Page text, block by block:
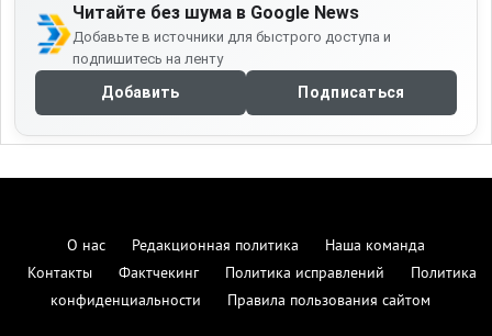
Читайте без шума в Google News
Добавьте в источники для быстрого доступа и
подпишитесь на ленту
Добавить Подписаться
О нас Редакционная политика
Наша команда
Контакты
Фактчекинг Политика исправлений
Политика
конфиденциальности
Правила пользования сайтом